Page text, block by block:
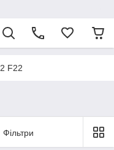
2 F22
Фільтри